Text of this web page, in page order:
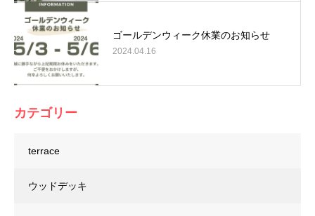
ゴールデンウィーク休業のお知らせ
2024.04.16
カテゴリー
terrace
ウッドデッキ